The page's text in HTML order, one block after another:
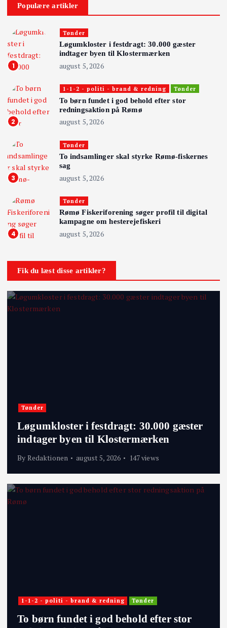
Populære artikler
1
Tønder
Løgumkloster i festdragt: 30.000 gæster
indtager byen til Klostermærken
august 5, 2026
2
1-1-2 - politi - brand & redning Tønder
To børn fundet i god behold efter stor
redningsaktion på Rømø
august 5, 2026
3
Tønder
To indsamlinger skal styrke Rømø-fiskernes
sag
august 5, 2026
4
Tønder
Rømø Fiskeriforening søger profil til digital
kampagne om hesterejefiskeri
august 5, 2026
Fik du læst disse artikler?
Tønder
Løgumkloster i festdragt: 30.000 gæster
indtager byen til Klostermærken
By Redaktionen august 5, 2026 147 views
1-1-2 - politi - brand & redning Tønder
To børn fundet i god behold efter stor